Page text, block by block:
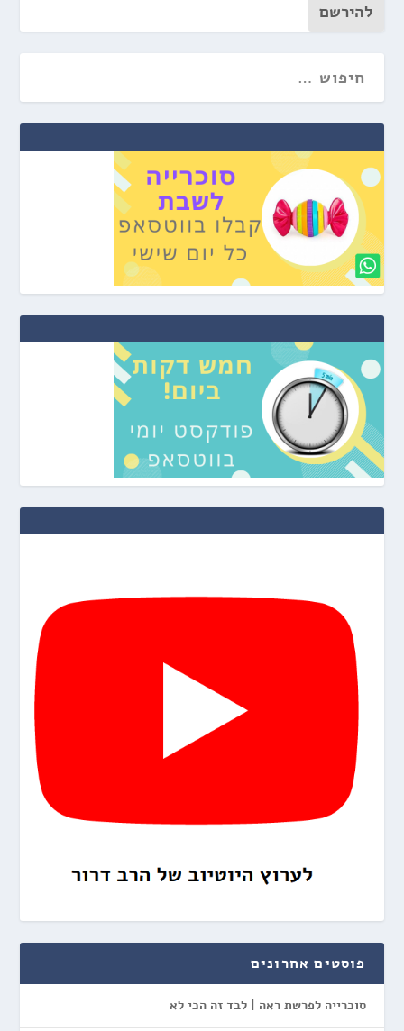
להירשם
פוסטים אחרונים
סוכרייה לפרשת ראה | לבד זה הכי לא